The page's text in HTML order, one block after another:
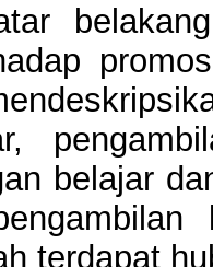
belajar
terdapat